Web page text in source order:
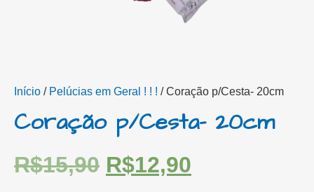
Início / Pelúcias em Geral ! ! ! / Coração p/Cesta- 20cm
Coração p/Cesta- 20cm
R$15,90 R$12,90